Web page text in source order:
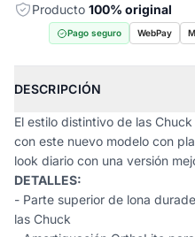
Producto 100% original
Pago seguro WebPay
DESCRIPCIÓN
El estilo distintivo de las
con este nuevo modelo con
look diario con una versión
DETALLES:
- Parte superior de lona
las Chuck